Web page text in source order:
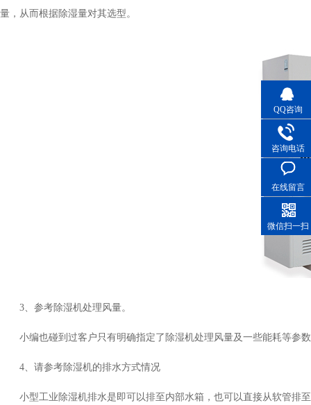
量，从而根据除湿量对其选型。
3、参考除湿机处理风量。
小编也碰到过客户只有明确指定了除湿机处理风量及一些能耗等参数的
4、请参考除湿机的排水方式情况
小型工业除湿机排水是即可以排至内部水箱，也可以直接从软管排至
QQ咨询
咨询电话
在线留言
微信扫一扫